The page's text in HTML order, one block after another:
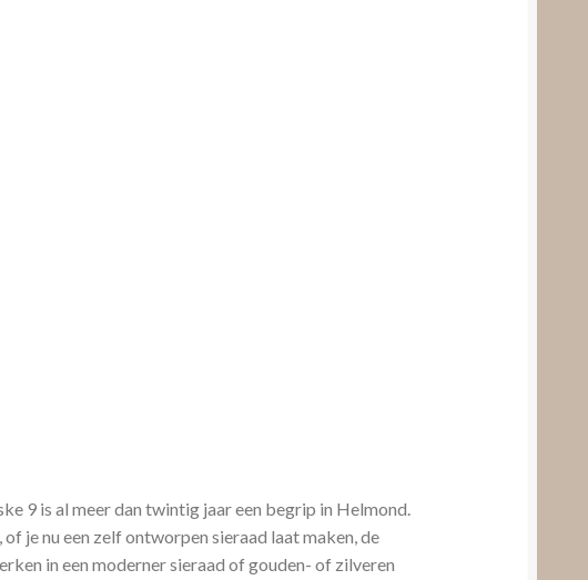
9 is al meer dan twintig jaar een begrip in Helmond.
je nu een zelf ontworpen sieraad laat maken, de
in een moderner sieraad of gouden- of zilveren